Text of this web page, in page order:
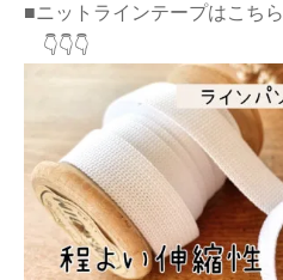
■ニットラインテープはこちら
👇👇👇